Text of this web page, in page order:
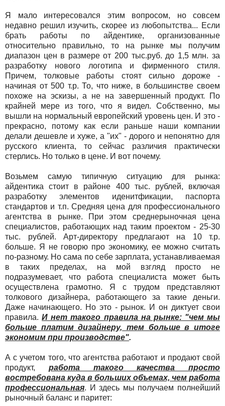
Я мало интересовался этим вопросом, но совсем
недавно решил изучить, скорее из любопытства... Если
брать работы по айдентике, организованные
относительно правильно, то на рынке мы получим
диапазон цен в размере от 200 тыс.руб. до 1,5 млн. за
разработку нового логотипа и фирменного стиля.
Причем, толковые работы стоят сильно дороже -
начиная от 500 т.р. То, что ниже, в большинстве своем
похоже на эскизы, а не на завершенный продукт. По
крайней мере из того, что я видел. Собственно, мы
вышли на нормальный европейский уровень цен. И это -
прекрасно, потому как если раньше наши компании
делали дешевле и хуже, а "их" - дорого и непонятно для
русского клиента, то сейчас различия практически
стерлись. Но только в цене. И вот почему.
Возьмем самую типичную ситуацию для рынка:
айдентика стоит в районе 400 тыс. рублей, включая
разработку элементов иденитфикации, паспорта
стандартов и т.п. Средняя цена для профессионального
агентства в рынке. При этом среднерыночная цена
специалистов, работающих над таким проектом - 25-30
тыс. рублей. Арт-директору предлагают на 10 т.р.
больше. Я не говорю про экономику, ее можно считать
по-разному. Но сама по себе зарплата, устанавливаемая
в таких пределах, на мой взгляд просто не
подразумевает, что работа специалиста может быть
осуществлена грамотно. Я с трудом представляют
толкового дизайнера, работающего за такие деньги.
Даже начинающего. Но это - рынок. И он диктует свои
правила.И нет такого правила на рынке: "чем мы
больше платим дизайнеру, тем больше в итоге
экономим при производстве".
А с учетом того, что агентства работают и продают свой
продукт, работа такого качества просто
востребована куда в больших объемах, чем работа
профессиональная. И здесь мы получаем полнейший
рыночный баланс и паритет: